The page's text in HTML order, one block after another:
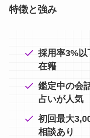
特徴と強み
採用率3%
在籍
鑑定中の会
占いが人気
初回最大
相談あり